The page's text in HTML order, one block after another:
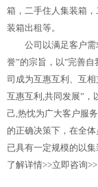
箱，二手住人集装箱
装箱出租等。
公司以满足客户
誉”的宗旨，以"完善
司成为互惠互利、互
互惠互利,共同发展”，
己,热忱为广大客户服
的正确决策下，在全
已具有一定规模的以
了解详情>>立即咨询>>